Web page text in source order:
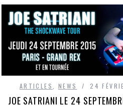
ARTICLES NEWS 24
JOE SATRIANI LE 24